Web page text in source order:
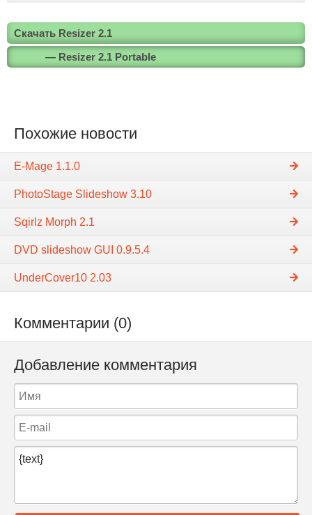
Скачать Resizer 2.1
— Resizer 2.1 Portable
Похожие новости
E-Mage 1.1.0
PhotoStage Slideshow 3.10
Sqirlz Morph 2.1
DVD slideshow GUI 0.9.5.4
UnderCover10 2.03
Комментарии (0)
Добавление комментария